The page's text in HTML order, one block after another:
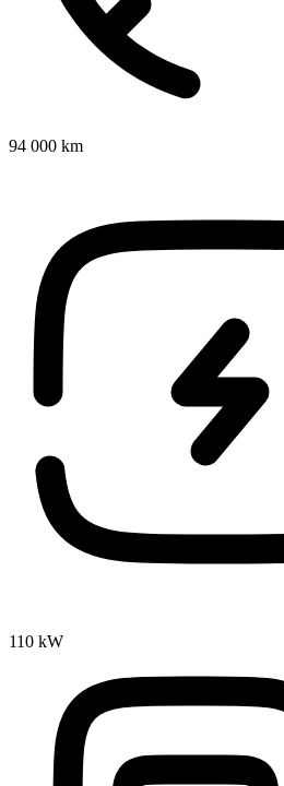
94 000 km
110 kW